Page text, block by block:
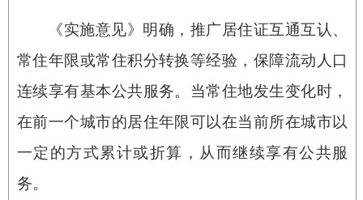
《实施意见》明确，推广居住证互通互认、
常住年限或常住积分转换等经验，保障流动人口
连续享有基本公共服务。当常住地发生变化时，
在前一个城市的居住年限可以在当前所在城市以
一定的方式累计或折算，从而继续享有公共服
务。